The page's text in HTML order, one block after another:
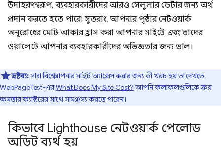
উদাহরণস্বরূপ, ব্যবহারকারীদের আরও সেলুলার ডেটার জন্য অর্থ
প্রদান করতে হতে পারে৷ সুতরাং, আপনার পৃষ্ঠার নেটওয়ার্ক
অনুরোধের মোট আকার হ্রাস করা আপনার সাইটে এবংতাদের
ওয়ালেটে আপনার ব্যবহারকারীদের অভিজ্ঞতার জন্য ভাল।
দ্রষ্টব্য:সারা বিশ্বে আপনার সাইট অ্যাক্সেস করার জন্য কী খরচ হয় তা দেখতে,
WebPageTest-এরWhat Does My Site Cost?আপনি ফলাফলগুলিকে ক্রয়
ক্ষমতার ফ্যাক্টরের সাথে সামঞ্জস্য করতে পারেন।
কিভাবে Lighthouse নেটওয়ার্ক পেলোড
অডিট ব্যর্থ হয়